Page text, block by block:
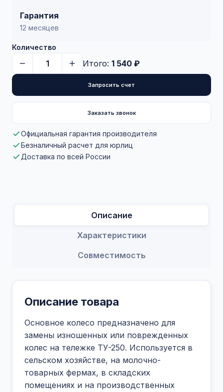
Гарантия
12 месяцев
Количество
Итого: 1 540 ₽
Запросить счет
Заказать звонок
Официальная гарантия производителя
Безналичный расчет для юрлиц
Доставка по всей России
Описание
Характеристики
Совместимость
Описание товара
Основное колесо предназначено для
замены изношенных или поврежденных
колес на тележке ТУ-250. Используется в
сельском хозяйстве, на молочно-
товарных фермах, в складских
помещениях и на производственных